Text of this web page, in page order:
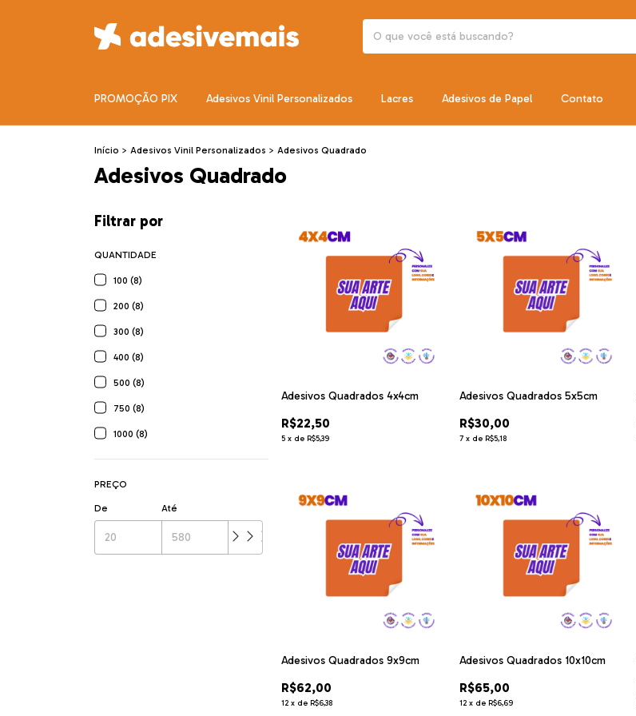
PROMOÇÃO PIX Adesivos Vinil Personalizados Lacres Adesivos de Papel Contato
Início > Adesivos Vinil Personalizados > Adesivos Quadrado
Adesivos Quadrado
Filtrar por
QUANTIDADE
100 (8)
200 (8)
300 (8)
400 (8)
500 (8)
750 (8)
1000 (8)
PREÇO
De Até
Adesivos Quadrados 4x4cm
R$22,50
5 x de R$5,39
Adesivos Quadrados 5x5cm
R$30,00
7 x de R$5,18
Adesivos Quadrados 9x9cm
R$62,00
12 x deR$6,38
Adesivos Quadrados 10x10cm
R$65,00
12 x de R$6,69